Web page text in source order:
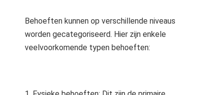
Behoeften kunnen op verschillende niveaus
worden gecategoriseerd. Hier zijn enkele
veelvoorkomende typen behoeften: